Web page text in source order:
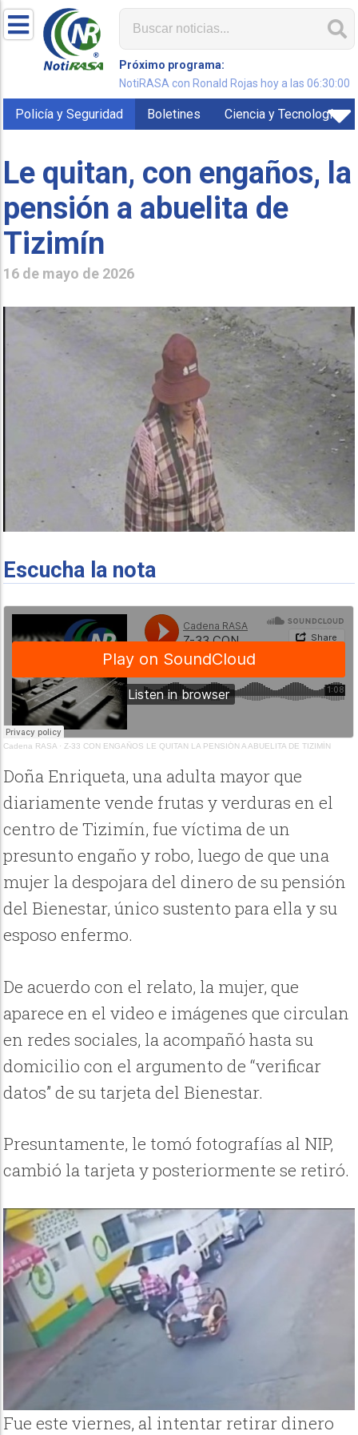
Próximo programa:
NotiRASA con Ronald Rojas hoy a las 06:30:00
Policía y Seguridad Boletines Ciencia y Tecnología
Le quitan, con engaños, la
pensión a abuelita de
Tizimín
16 de mayo de 2026
Escucha la nota
Cadena RASA ·Z-33 CON ENGAÑOS LE QUITAN LA PENSIÓN A ABUELITA DE TIZIMÍN
Doña Enriqueta, una adulta mayor que
diariamente vende frutas y verduras en el
centro de Tizimín, fue víctima de un
presunto engaño y robo, luego de que una
mujer la despojara del dinero de su pensión
del Bienestar, único sustento para ella y su
esposo enfermo.
De acuerdo con el relato, la mujer, que
aparece en el video e imágenes que circulan
en redes sociales, la acompañó hasta su
domicilio con el argumento de “verificar
datos” de su tarjeta del Bienestar.
Presuntamente, le tomó fotografías al NIP,
cambió la tarjeta y posteriormente se retiró.
Fue este viernes, al intentar retirar dinero